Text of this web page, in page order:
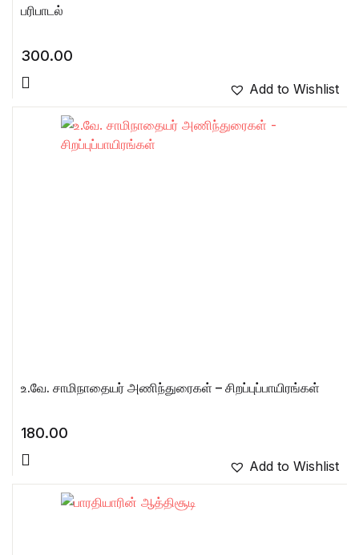
பரிபாடல்
300.00
Add to Wishlist
உ.வே. சாமிநாதையர் அணிந்துரைகள் – சிறப்புப்பாயிரங்கள்
180.00
Add to Wishlist